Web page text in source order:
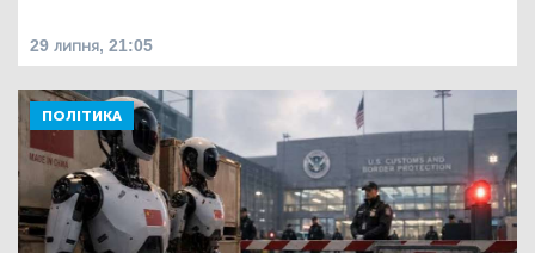
29 липня, 21:05
ПОЛІТИКА